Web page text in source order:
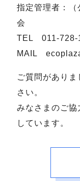
指定管理者：（
会
TEL 011-728-
MAIL
ご質問があり
さい。
みなさまのご協
しています。